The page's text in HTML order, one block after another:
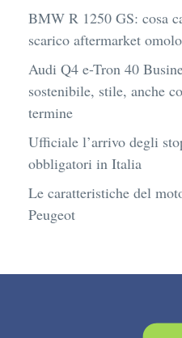
BMW R 1250 GS: cosa
scarico aftermarket
Audi Q4 e-Tron 40
sostenibile, stile, anche
termine
Ufficiale l’arrivo degli
obbligatori in Italia
Le caratteristiche del
Peugeot